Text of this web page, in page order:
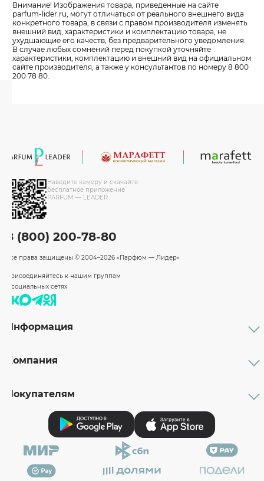
Внимание! Изображения товара, приведенные на сайте
parfum-lider.ru, могут отличаться от реального внешнего вида
конкретного товара, в связи с правом производителя изменять
внешний вид, характеристики и комплектацию товара, не
ухудшающие его качеств, без предварительного уведомления.
В случае любых сомнений перед покупкой уточняйте
характеристики, комплектацию и внешний вид на официальном
сайте производителя, а также у консультантов по номеру 8 800
200 78 80.
Наведите камеру и скачайте
бесплатное приложение
PARFUM — LEADER
8 (800) 200-78-80
Все права защищены © 2004–2026 «Парфюм — Лидер»
Присоединяйтесь к нашим группам
в социальных сетях
Информация
Возврат
Правовая информация
Компания
Вакансии
Наши магазины
Рейтинг товаров
Покупателям
Проверить мою карту
Вопрос-ответ
Подарочные сертификта
Маникюрный мастер